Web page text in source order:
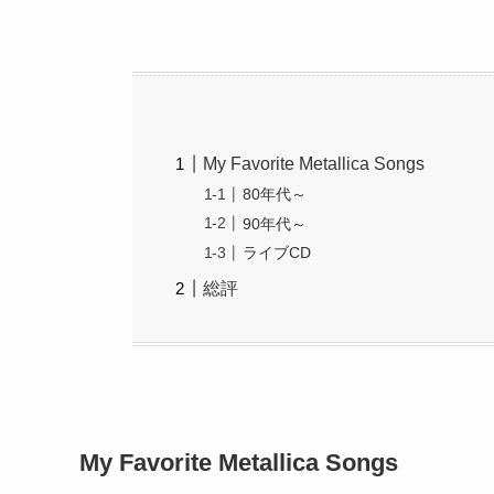
My Favorite Metallica Songs
80年代～
90年代～
ライブCD
総評
My Favorite Metallica Songs